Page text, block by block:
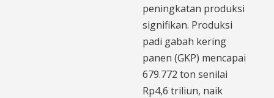
peningkatan produksi
signifikan. Produksi
padi gabah kering
panen (GKP) mencapai
679.772 ton senilai
Rp4,6 triliun, naik